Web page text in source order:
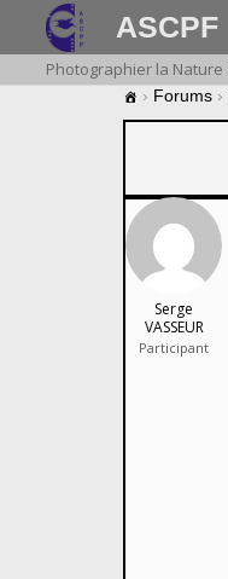
ASCPF
Photographier la Nature
› Forums ›
Serge
VASSEUR
Participant